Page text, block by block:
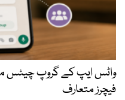
فیچرز متعارف